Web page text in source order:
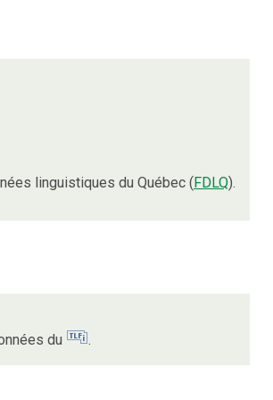
linguistiques du Québec (FDLQ).
du
.